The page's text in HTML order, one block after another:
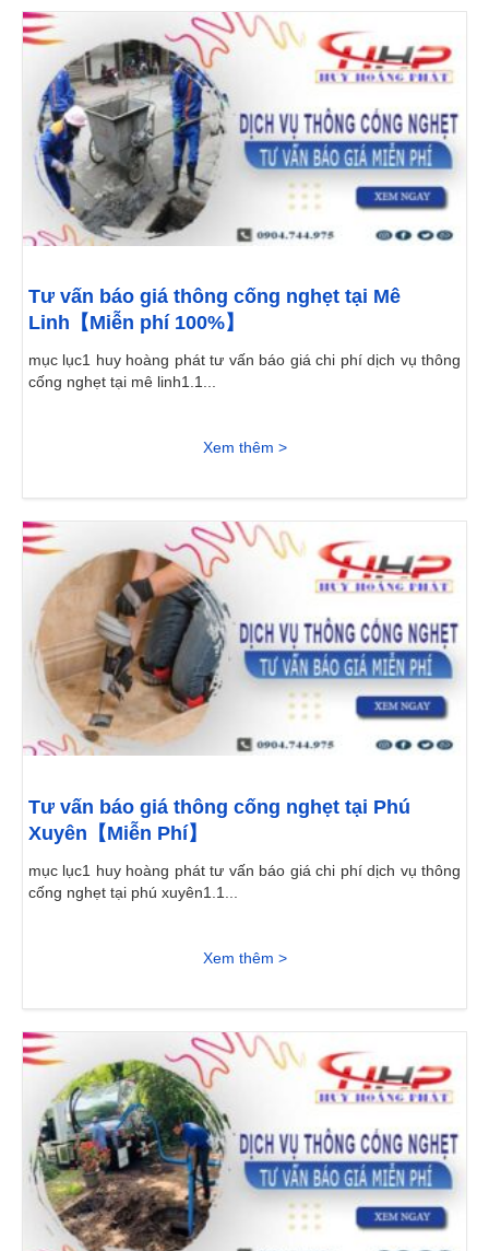
Tư vấn báo giá thông cống nghẹt tại Mê
Linh【Miễn phí 100%】
mục lục1 huy hoàng phát tư vấn báo giá chi phí dịch vụ thông
cống nghẹt tại mê linh1.1...
Xem thêm >
Tư vấn báo giá thông cống nghẹt tại Phú
Xuyên【Miễn Phí】
mục lục1 huy hoàng phát tư vấn báo giá chi phí dịch vụ thông
cống nghẹt tại phú xuyên1.1...
Xem thêm >